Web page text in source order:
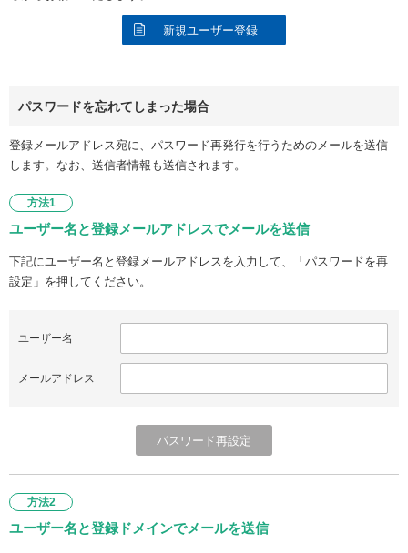
新規ユーザー登録
パスワードを忘れてしまった場合
登録メールアドレス宛に、パスワード再発行を行うためのメールを送信
します。なお、送信者情報も送信されます。
方法1
ユーザー名と登録メールアドレスでメールを送信
下記にユーザー名と登録メールアドレスを入力して、「パスワードを再
設定」を押してください。
ユーザー名
メールアドレス
方法2
ユーザー名と登録ドメインでメールを送信